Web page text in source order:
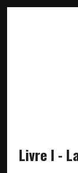
Livre I -